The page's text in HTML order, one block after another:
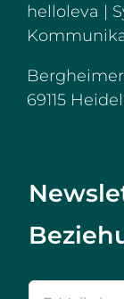
helloleva |
69115